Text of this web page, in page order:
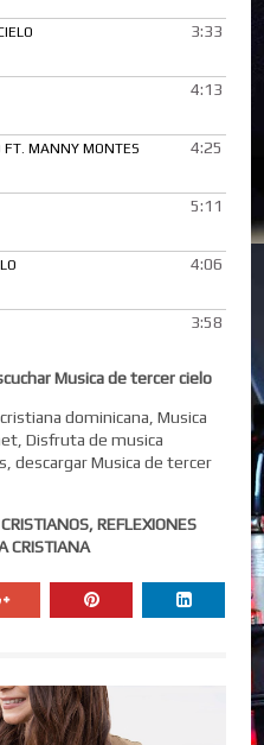
3:33
4:13
FT. MANNY MONTES 4:25
5:11
4:06
3:58
Musica de tercer cielo
dominicana, Musica
Disfruta de musica
descargar Musica de tercer
REFLEXIONES
CRISTIANA